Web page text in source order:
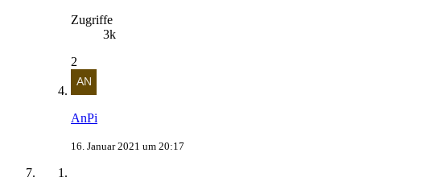
Zugriffe
3k
2
AnPi
16. Januar 2021 um 20:17